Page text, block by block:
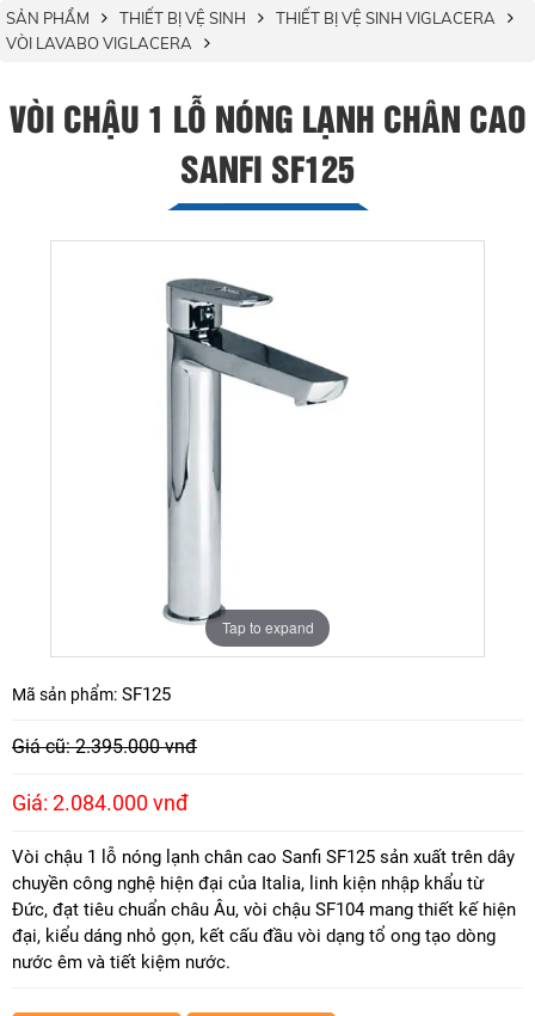
SẢN PHẨM THIẾT BỊ VỆ SINH
THIẾT BỊ VỆ SINH VIGLACERA
VÒI LAVABO VIGLACERA
VÒI CHẬU 1 LỖ NÓNG LẠNH CHÂN CAO
SANFI SF125
Tap to expand
Mã sản phẩm: SF125
Giá cũ: 2.395.000 vnđ
Giá: 2.084.000 vnđ
Vòi chậu 1 lỗ nóng lạnh chân cao Sanfi SF125 sản xuất trên dây
chuyền công nghệ hiện đại của Italia, linh kiện nhập khẩu từ
Đức, đạt tiêu chuẩn châu Âu, vòi chậu SF104 mang thiết kế hiện
đại, kiểu dáng nhỏ gọn, kết cấu đầu vòi dạng tổ ong tạo dòng
nước êm và tiết kiệm nước.